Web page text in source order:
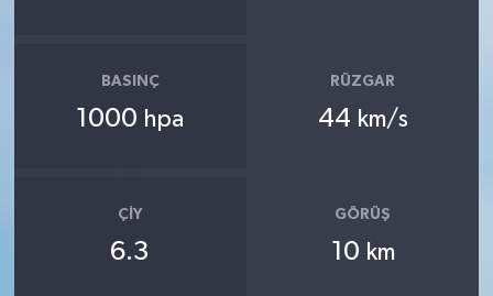
BASINÇ
1000 hpa
RÜZGAR
44 km/s
ÇIY
6.3
GÖRÜŞ
10 km